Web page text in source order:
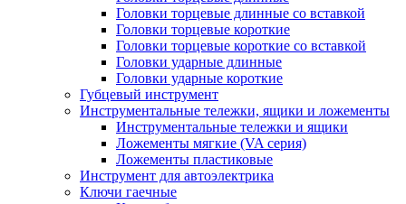
Головки торцевые длинные со вставкой
Головки торцевые короткие
Головки торцевые короткие со вставкой
Головки ударные длинные
Головки ударные короткие
Губцевый инструмент
Инструментальные тележки, ящики и ложементы
Инструментальные тележки и ящики
Ложементы мягкие (VA серия)
Ложементы пластиковые
Инструмент для автоэлектрика
Ключи гаечные